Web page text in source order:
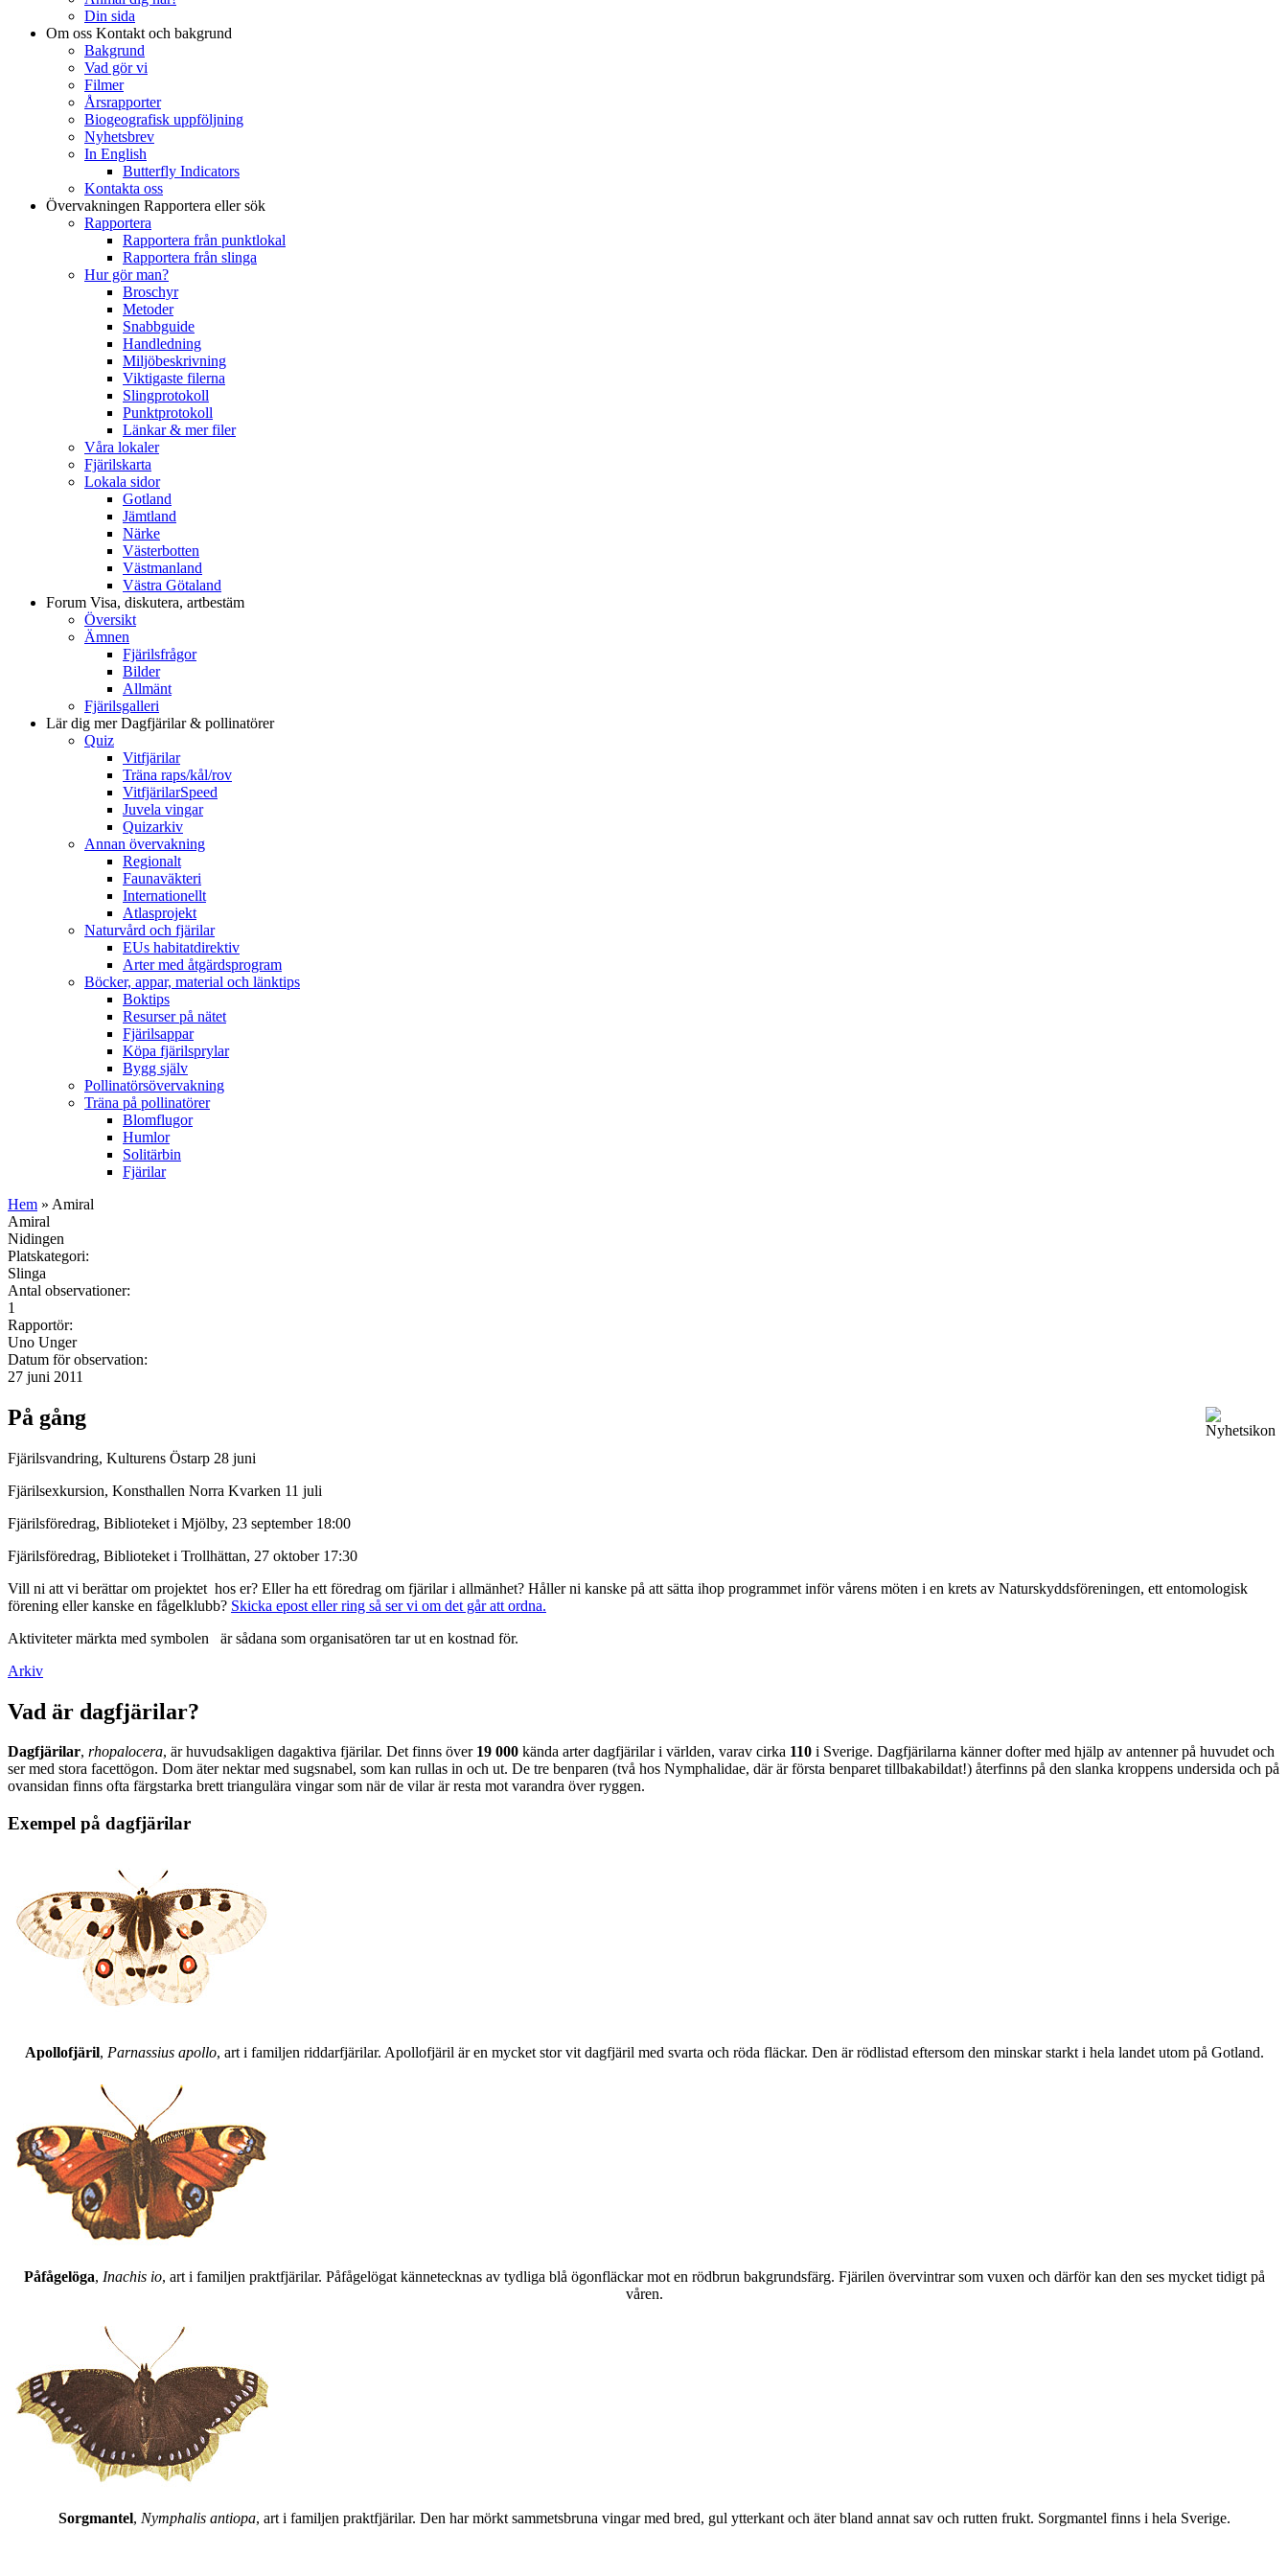
Din sida
Om oss Kontakt och bakgrund
Bakgrund
Vad gör vi
Filmer
Årsrapporter
Biogeografisk uppföljning
Nyhetsbrev
In English
Butterfly Indicators
Kontakta oss
Övervakningen Rapportera eller sök
Rapportera
Rapportera från punktlokal
Rapportera från slinga
Hur gör man?
Broschyr
Metoder
Snabbguide
Handledning
Miljöbeskrivning
Viktigaste filerna
Slingprotokoll
Punktprotokoll
Länkar & mer filer
Våra lokaler
Fjärilskarta
Lokala sidor
Gotland
Jämtland
Närke
Västerbotten
Västmanland
Västra Götaland
Forum Visa, diskutera, artbestäm
Översikt
Ämnen
Fjärilsfrågor
Bilder
Allmänt
Fjärilsgalleri
Lär dig merDagfjärilar & pollinatörer
Quiz
Vitfjärilar
Träna raps/kål/rov
VitfjärilarSpeed
Juvela vingar
Quizarkiv
Annan övervakning
Regionalt
Faunaväkteri
Internationellt
Atlasprojekt
Naturvård och fjärilar
EUs habitatdirektiv
Arter med åtgärdsprogram
Böcker, appar, material och länktips
Boktips
Resurser på nätet
Fjärilsappar
Köpa fjärilsprylar
Bygg själv
Pollinatörsövervakning
Träna på pollinatörer
Blomflugor
Humlor
Solitärbin
Fjärilar
Hem » Amiral
Amiral
Nidingen
Platskategori:
Slinga
Antal observationer:
1
Rapportör:
Uno Unger
Datum för observation:
27 juni 2011
På gång
Fjärilsvandring, Kulturens Östarp 28 juni
Fjärilsexkursion, Konsthallen Norra Kvarken 11 juli
Fjärilsföredrag, Biblioteket i Mjölby, 23 september 18:00
Fjärilsföredrag, Biblioteket i Trollhättan, 27 oktober 17:30
Vill ni att vi berättar om projektet hos er? Eller ha ett föredrag om fjärilar i allmänhet? Håller ni kanske på att sätta ihop programmet inför vårens möten i en krets av Naturskyddsföreningen, ett entomologisk
förening eller kanske en fågelklubb? Skicka epost eller ring så ser vi om det går att ordna.
Aktiviteter märkta med symbolen
är sådana som organisatören tar ut en kostnad för.
Arkiv
Vad är dagfjärilar?
Dagfjärilar, rhopalocera, är huvudsakligen dagaktiva fjärilar. Det finns över 19 000 kända arter dagfjärilar i världen, varav cirka 110 i Sverige. Dagfjärilarna känner dofter med hjälp av antenner på huvudet och
ser med stora facettögon. Dom äter nektar med sugsnabel, som kan rullas in och ut. De tre benparen (två hos Nymphalidae, där är första benparet tillbakabildat!) återfinns på den slanka kroppens undersida och på
ovansidan finns ofta färgstarka brett triangulära vingar som när de vilar är resta mot varandra över ryggen.
Exempel på dagfjärilar
Apollofjäril, Parnassius apollo, art i familjen riddarfjärilar. Apollofjäril är en mycket stor vit dagfjäril med svarta och röda fläckar. Den är rödlistad eftersom den minskar starkt i hela landet utom på Gotland.
Påfågelöga, Inachis io, art i familjen praktfjärilar. Påfågelögat kännetecknas av tydliga blå ögonfläckar mot en rödbrun bakgrundsfärg. Fjärilen övervintrar som vuxen och därför kan den ses mycket tidigt på
våren.
Sorgmantel, Nymphalis antiopa, art i familjen praktfjärilar. Den har mörkt sammetsbruna vingar med bred, gul ytterkant och äter bland annat sav och rutten frukt. Sorgmantel finns i hela Sverige.